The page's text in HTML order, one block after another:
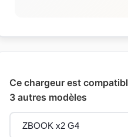
Ce chargeur est
3 autres modèles